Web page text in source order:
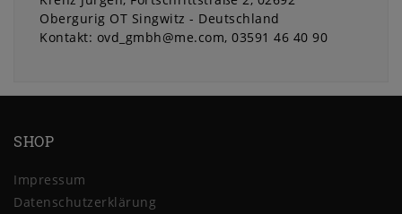
Obergurig OT Singwitz
Deutschland
Kontakt: ovd_gmbh@me.com 03591 46 40 90
SHOP
Impressum
Daten­schutz­erklärung